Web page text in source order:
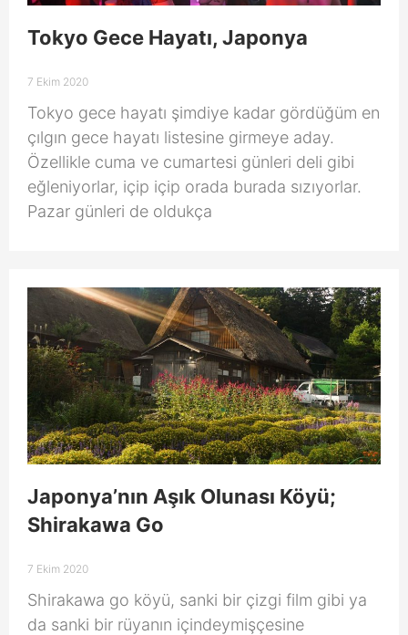
Tokyo Gece Hayatı, Japonya
7 Ekim 2020
Tokyo gece hayatı şimdiye kadar gördüğüm en
çılgın gece hayatı listesine girmeye aday.
Özellikle cuma ve cumartesi günleri deli gibi
eğleniyorlar, içip içip orada burada sızıyorlar.
Pazar günleri de oldukça
Japonya’nın Aşık Olunası Köyü;
Shirakawa Go
7 Ekim 2020
Shirakawa go köyü, sanki bir çizgi film gibi ya
da sanki bir rüyanın içindeymişçesine